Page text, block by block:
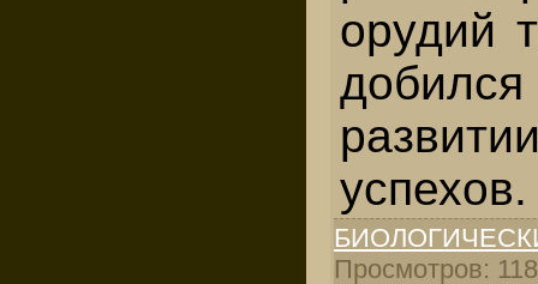
орудий
успехов.
Просмотров: